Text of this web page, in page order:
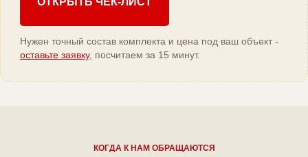
Нужен точный состав комплекта и цена под ваш объект -
оставьте заявку, посчитаем за 15 минут.
КОГДА К НАМ ОБРАЩАЮТСЯ